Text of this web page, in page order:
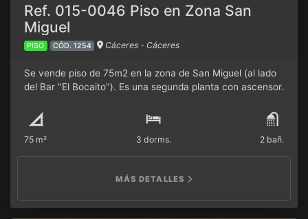
Ref. 015-0046 Piso en Zona San
Miguel
PISO CÓD. 1254 Cáceres - Cáceres
Se vende piso de 75m2 en la zona de San Miguel (al lado
del Bar "El Bocaito"). Es una segunda planta con ascensor.
con una despensa compartida. Tiene la pre-instalación del
Gas/ciudad, suelos de plaqueta y puerta principal
blindada.
75 m² 3 dorms. 2 bañ.
MÁS DETALLES